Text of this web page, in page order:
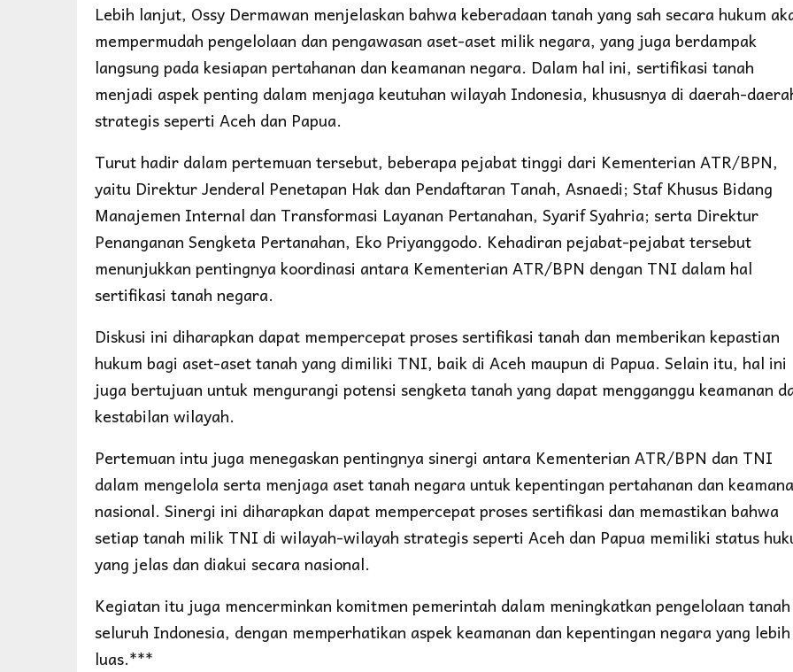
Lebih lanjut, Ossy Dermawan menjelaskan bahwa keberadaan tanah yang sah secara hukum
mempermudah pengelolaan dan pengawasan aset-aset milik negara, yang juga berdampak
langsung pada kesiapan pertahanan dan keamanan negara. Dalam hal ini, sertifikasi tanah
menjadi aspek penting dalam menjaga keutuhan wilayah Indonesia, khususnya di daerah-
strategis seperti Aceh dan Papua.
Turut hadir dalam pertemuan tersebut, beberapa pejabat tinggi dari Kementerian ATR/BPN,
yaitu Direktur Jenderal Penetapan Hak dan Pendaftaran Tanah, Asnaedi; Staf Khusus Bidang
Manajemen Internal dan Transformasi Layanan Pertanahan, Syarif Syahria; serta Direktur
Penanganan Sengketa Pertanahan, Eko Priyanggodo. Kehadiran pejabat-pejabat tersebut
menunjukkan pentingnya koordinasi antara Kementerian ATR/BPN dengan TNI dalam hal
sertifikasi tanah negara.
Diskusi ini diharapkan dapat mempercepat proses sertifikasi tanah dan memberikan kepastian
hukum bagi aset-aset tanah yang dimiliki TNI, baik di Aceh maupun di Papua. Selain itu, hal ini
juga bertujuan untuk mengurangi potensi sengketa tanah yang dapat mengganggu keamanan
kestabilan wilayah.
Pertemuan intu juga menegaskan pentingnya sinergi antara Kementerian ATR/BPN dan TNI
dalam mengelola serta menjaga aset tanah negara untuk kepentingan pertahanan dan
nasional. Sinergi ini diharapkan dapat mempercepat proses sertifikasi dan memastikan bahwa
setiap tanah milik TNI di wilayah-wilayah strategis seperti Aceh dan Papua memiliki status
yang jelas dan diakui secara nasional.
Kegiatan itu juga mencerminkan komitmen pemerintah dalam meningkatkan pengelolaan
seluruh Indonesia, dengan memperhatikan aspek keamanan dan kepentingan negara yang lebih
luas.***